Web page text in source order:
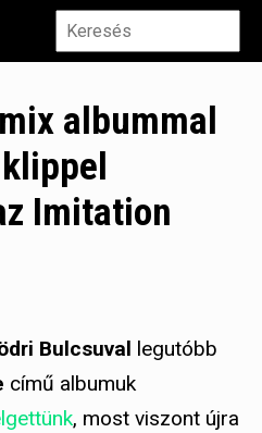
albummal
Imitation
Bulcsuval legutóbb
című albumuk
, most viszont újra